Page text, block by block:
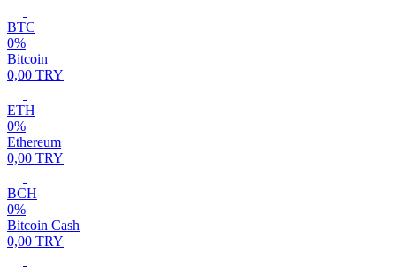
BTC
0%
Bitcoin
0,00 TRY
ETH
0%
Ethereum
0,00 TRY
BCH
0%
Bitcoin Cash
0,00 TRY